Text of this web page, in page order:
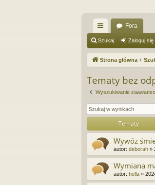
ię
ce
…
Fora
Szukaj Zaloguj się
Strona główna
Tematy bez
Wyszukiwanie
Tematy
Wywóz
autor: deborah »
Wymiana
autor: hella »